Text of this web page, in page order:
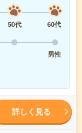
50代
60代
男性
詳しく見る